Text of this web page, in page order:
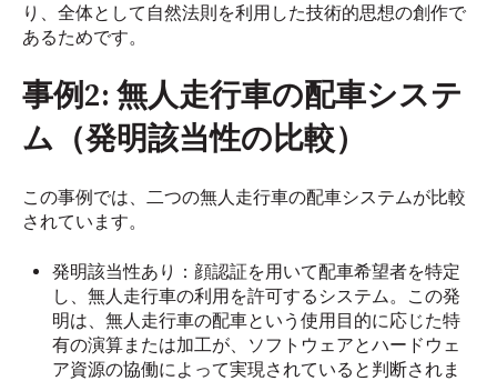
り、全体として自然法則を利用した技術的思想の創作で
あるためです。
事例2: 無人走行車の配車システ
ム（発明該当性の比較）
この事例では、二つの無人走行車の配車システムが比較
されています。
発明該当性あり：顔認証を用いて配車希望者を特定
し、無人走行車の利用を許可するシステム。この発
明は、無人走行車の配車という使用目的に応じた特
有の演算または加工が、ソフトウェアとハードウェ
ア資源の協働によって実現されていると判断されま